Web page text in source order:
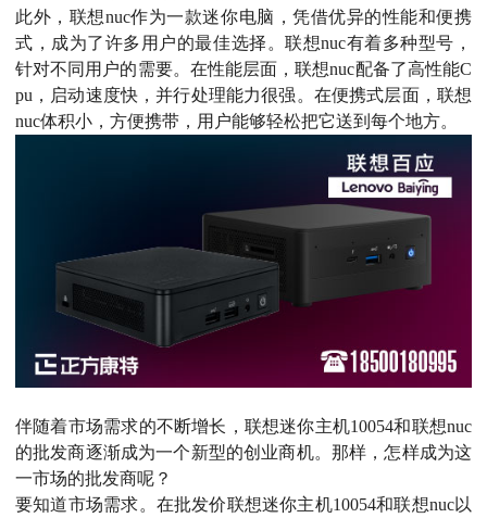
此外，联想nuc作为一款迷你电脑，凭借优异的性能和便携
式，成为了许多用户的最佳选择。联想nuc有着多种型号，
针对不同用户的需要。在性能层面，联想nuc配备了高性能C
pu，启动速度快，并行处理能力很强。在便携式层面，联想
nuc体积小，方便携带，用户能够轻松把它送到每个地方。
伴随着市场需求的不断增长，联想迷你主机10054和联想nuc
的批发商逐渐成为一个新型的创业商机。那样，怎样成为这
一市场的批发商呢？
要知道市场需求。在批发价联想迷你主机10054和联想nuc以